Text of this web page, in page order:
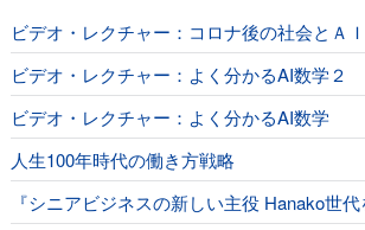
ビデオ・レクチャー：コロナ後の社会とＡＩ
ビデオ・レクチャー：よく分かるAI数学２
ビデオ・レクチャー：よく分かるAI数学
人生100年時代の働き方戦略
『シニアビジネスの新しい主役 Hanako世代